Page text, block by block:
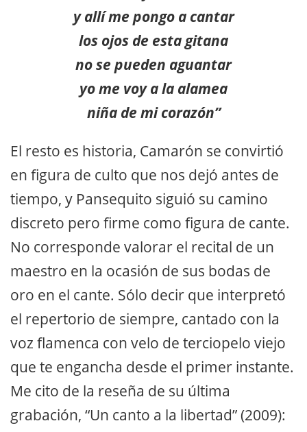
y allí me pongo a cantar
los ojos de esta gitana
no se pueden aguantar
yo me voy a la alamea
niña de mi corazón”
El resto es historia, Camarón se convirtió
en figura de culto que nos dejó antes de
tiempo, y Pansequito siguió su camino
discreto pero firme como figura de cante.
No corresponde valorar el recital de un
maestro en la ocasión de sus bodas de
oro en el cante. Sólo decir que interpretó
el repertorio de siempre, cantado con la
voz flamenca con velo de terciopelo viejo
que te engancha desde el primer instante.
Me cito de la reseña de su última
grabación, “Un canto a la libertad” (2009):